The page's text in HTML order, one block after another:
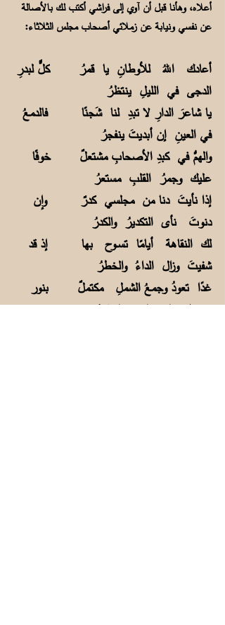
أعلاه، وهأنا قبل أن آوي إلى فراشي أكتب لك بالأصالة
عن نفسي ونيابة عن زملائي أصحاب مجلس الثلاثاء:
أعادك اللهُ للأوطانِ يا قمرُ كلٌّ لبدرِ
الدجى في الليلِ ينتظرُ
يا شاعرَ الدارِ لا تبدِ لنا شَجنًا فالدمعُ
في العينِ إن أبديتَ ينفجرُ
والهمُّ في كبدِ الأصحابِ مشتعلٌ خوفًا
عليك وجمرُ القلبِ مستعرُ
إذا نأيتَ دنا من مجلسي كدرٌ وإن
دنوتَ نأى التكديرُ والكدرُ
لك النقاهة أيامًا تســوح بها إذ قد
شفيتَ وزال الداءُ والخطرُ
غدًا تعودُ وجمعُ الشملِ مكتملٌ بنور
وجهك يا صاحِ ويـا قمرُ